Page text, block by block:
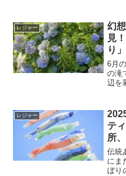
かれ
感動
レジャー
幻
見
り
6月
の滝
辺を
る水
観を
レジャー
テ
所
や
伝統
にま
ぼり